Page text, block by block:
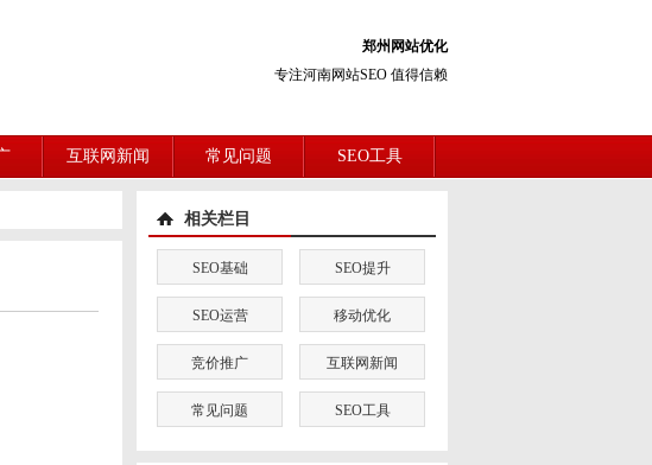
郑州网站优化
专注河南网站SEO 值得信赖
互联网新闻 常见问题 SEO工具
相关栏目
SEO基础 SEO提升
SEO运营 移动优化
竞价推广 互联网新闻
常见问题 SEO工具